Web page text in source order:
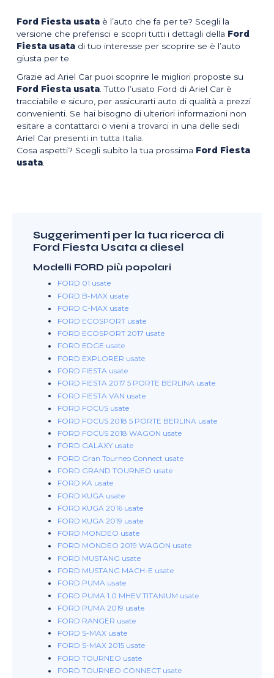
Ford Fiesta usata è l’auto che fa per te? Scegli la
versione che preferisci e scopri tutti i dettagli della Ford
Fiesta usata di tuo interesse per scoprire se è l’auto
giusta per te.
Grazie ad Ariel Car puoi scoprire le migliori proposte su
Ford Fiesta usata. Tutto l’usato Ford di Ariel Car è
tracciabile e sicuro, per assicurarti auto di qualità a prezzi
convenienti. Se hai bisogno di ulteriori informazioni non
esitare a contattarci o vieni a trovarci in una delle sedi
Ariel Car presenti in tutta Italia.
Cosa aspetti? Scegli subito la tua prossima Ford Fiesta
usata.
Suggerimenti per la tua ricerca di
Ford Fiesta Usata a diesel
Modelli FORD più popolari
FORD 01 usate
FORD B-MAX usate
FORD C-MAX usate
FORD ECOSPORT usate
FORD ECOSPORT 2017 usate
FORD EDGE usate
FORD EXPLORER usate
FORD FIESTA usate
FORD FIESTA 2017 5 PORTE BERLINA usate
FORD FIESTA VAN usate
FORD FOCUS usate
FORD FOCUS 2018 5 PORTE BERLINA usate
FORD FOCUS 2018 WAGON usate
FORD GALAXY usate
FORD Gran Tourneo Connect usate
FORD GRAND TOURNEO usate
FORD KA usate
FORD KUGA usate
FORD KUGA 2016 usate
FORD KUGA 2019 usate
FORD MONDEO usate
FORD MONDEO 2019 WAGON usate
FORD MUSTANG usate
FORD MUSTANG MACH-E usate
FORD PUMA usate
FORD PUMA 1.0 MHEV TITANIUM usate
FORD PUMA 2019 usate
FORD RANGER usate
FORD S-MAX usate
FORD S-MAX 2015 usate
FORD TOURNEO usate
FORD TOURNEO CONNECT usate